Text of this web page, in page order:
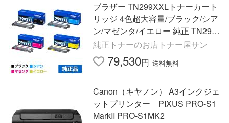
ブラザー TN299XXLトナーカート
リッジ 4色超大容量/ブラック/シア
ン/マゼンタ/イエロー 純正 TN299
XXLBK/XXLC/XXLM/XXLY MFC-L
3780CDW HL-L3240CDW 用トナ
ー
純正トナーのお店トナー屋サン
79,530円 送料無料
Canon（キヤノン） A3インクジェ
ットプリンター PIXUS PRO-S1
MarkII PRO-S1MK2